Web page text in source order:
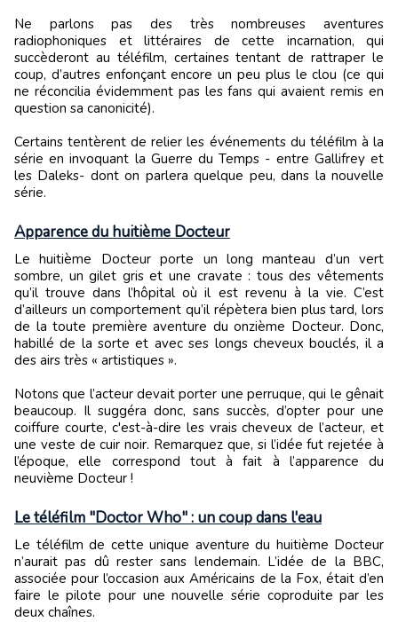
Ne parlons pas des très nombreuses aventures
radiophoniques et littéraires de cette incarnation, qui
succèderont au téléfilm, certaines tentant de rattraper le
coup, d’autres enfonçant encore un peu plus le clou (ce qui
ne réconcilia évidemment pas les fans qui avaient remis en
question sa canonicité).
Certains tentèrent de relier les événements du téléfilm à la
série en invoquant la Guerre du Temps - entre Gallifrey et
les Daleks- dont on parlera quelque peu, dans la nouvelle
série.
Apparence du huitième Docteur
Le huitième Docteur porte un long manteau d’un vert
sombre, un gilet gris et une cravate : tous des vêtements
qu’il trouve dans l’hôpital où il est revenu à la vie. C’est
d’ailleurs un comportement qu’il répètera bien plus tard, lors
de la toute première aventure du onzième Docteur. Donc,
habillé de la sorte et avec ses longs cheveux bouclés, il a
des airs très « artistiques ».
Notons que l’acteur devait porter une perruque, qui le gênait
beaucoup. Il suggéra donc, sans succès, d’opter pour une
coiffure courte, c'est-à-dire les vrais cheveux de l’acteur, et
une veste de cuir noir. Remarquez que, si l’idée fut rejetée à
l’époque, elle correspond tout à fait à l’apparence du
neuvième Docteur !
Le téléfilm "Doctor Who" : un coup dans l'eau
Le téléfilm de cette unique aventure du huitième Docteur
n’aurait pas dû rester sans lendemain. L’idée de la BBC,
associée pour l’occasion aux Américains de la Fox, était d’en
faire le pilote pour une nouvelle série coproduite par les
deux chaînes.